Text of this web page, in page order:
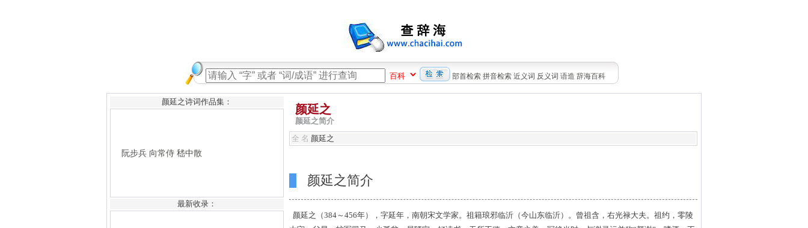
部首检索 拼音检索 近义词 反义词 语造 辞海百科
颜延之诗词作品集：
最新收录：
暂未开通
颜延之
颜延之简介
全 名 颜延之
颜延之简介
颜延之（384～456年），字延年，南朝宋文学家。祖籍琅邪临沂（今山东临沂）。曾祖含，右光禄大夫。祖约，零陵